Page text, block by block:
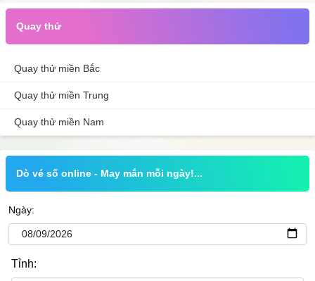
Quay thử
Quay thử miền Bắc
Quay thử miền Trung
Quay thử miền Nam
Dò vé số online - May mắn mỗi ngày!...
Ngày:
Tỉnh: